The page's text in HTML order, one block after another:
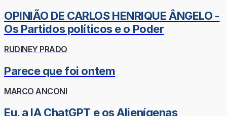
OPINIÃO DE CARLOS HENRIQUE ÂNGELO -
Os Partidos políticos e o Poder
RUDINEY PRADO
Parece que foi ontem
MARCO ANCONI
Eu, a IA ChatGPT e os Alienígenas